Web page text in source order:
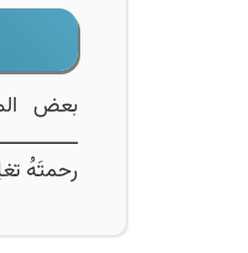
بعض
رحمتَهُ